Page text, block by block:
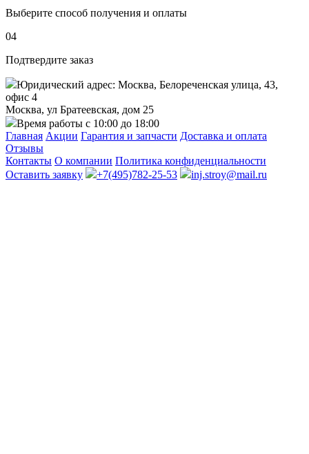
Выберите способ получения и оплаты
04
Подтвердите заказ
Юридический адрес: Москва, Белореченская улица, 43,
офис 4
Москва, ул Братеевская, дом 25
Время работы с 10:00 до 18:00
Главная Акции Гарантия и запчасти Доставка и оплата
Отзывы
Контакты О компании Политика конфиденциальности
Оставить заявку
+7(495)782-25-53 inj.stroy@mail.ru